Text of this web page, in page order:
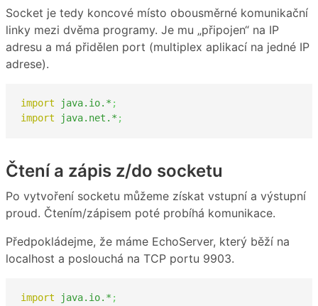
Socket je tedy koncové místo obousměrné komunikační
linky mezi dvěma programy. Je mu „připojen“ na IP
adresu a má přidělen port (multiplex aplikací na jedné IP
adrese).
import java.io.* ;
import
java.net.* ;
Čtení a zápis z/do socketu
Po vytvoření socketu můžeme získat vstupní a výstupní
proud. Čtením/zápisem poté probíhá komunikace.
Předpokládejme, že máme EchoServer, který běží na
localhost a poslouchá na TCP portu 9903.
import java.io.* ;